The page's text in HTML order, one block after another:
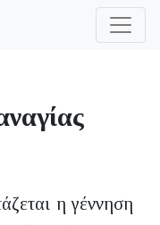
η γέννηση